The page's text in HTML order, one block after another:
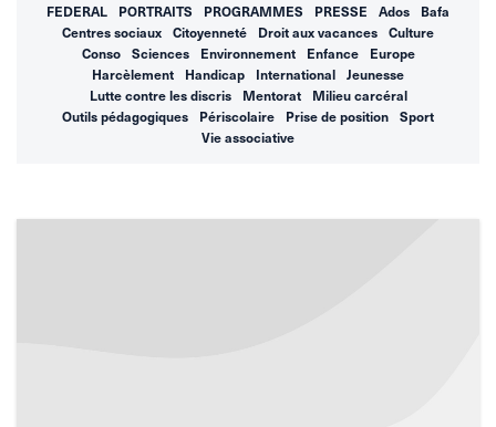
FEDERAL
PORTRAITS PROGRAMMES PRESSE Ados
Bafa
Centres sociaux
Citoyenneté Droit aux vacances
Culture
Conso
Sciences Environnement Enfance
Europe
Harcèlement
Handicap International
Jeunesse
Lutte contre les discris
Mentorat
Milieu carcéral
Outils pédagogiques
Périscolaire Prise de position
Sport
Vie associative